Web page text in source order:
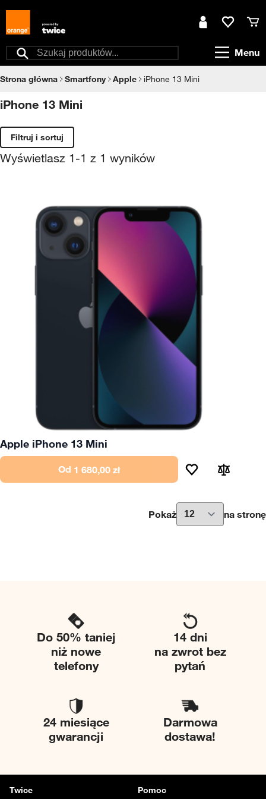
Przejdź do treści
Menu
Szukaj
Moje kontoUlubione
Strona główna Smartfony Apple iPhone 13 Mini
iPhone 13 Mini
Filtruj i sortuj
Wyświetlasz 1-1 z 1 wyników
Apple iPhone 13 Mini
Od 1 680,00 zł
Pokaż na stronę
Do 50% taniej
niż nowe
telefony
14 dni
na zwrot bez
pytań
24 miesiące
gwarancji
Darmowa
dostawa!
Twice Pomoc